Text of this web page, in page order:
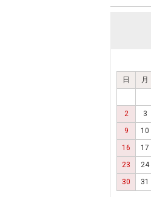
日
月
2
3
9
10
16
17
23
24
30
31